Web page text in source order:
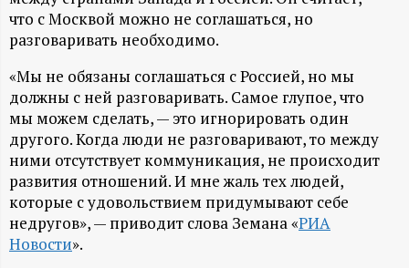
Н
-
и
н
ф
о
что с Москвой можно не соглашаться, но
разговаривать необходимо.
«Мы не обязаны соглашаться с Россией, но мы
должны с ней разговаривать. Самое глупое, что
мы можем сделать, — это игнорировать один
другого. Когда люди не разговаривают, то между
ними отсутствует коммуникация, не происходит
развития отношений. И мне жаль тех людей,
которые с удовольствием придумывают себе
недругов», — приводит слова Земана «РИА
Новости».